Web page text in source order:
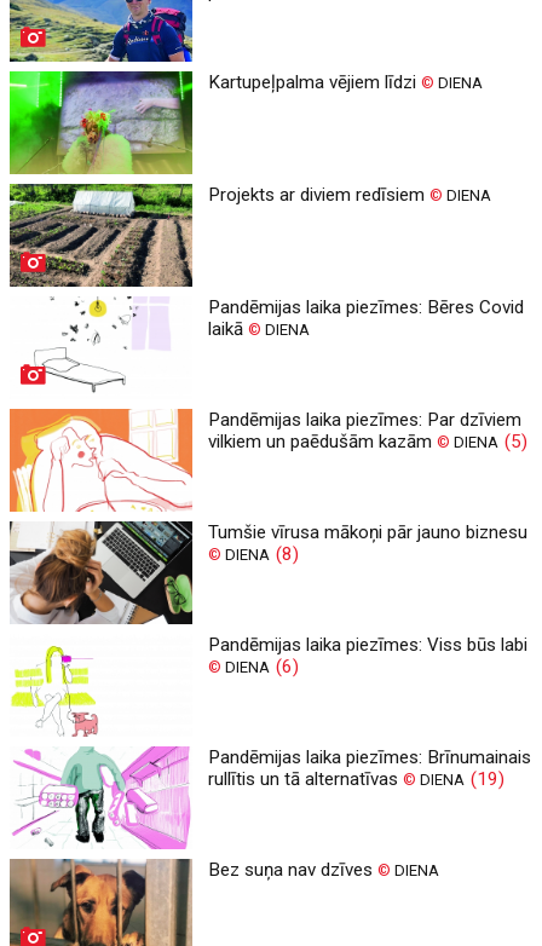
Kartupeļpalma vējiem līdzi© DIENA
Projekts ar diviem redīsiem© DIENA
Pandēmijas laika piezīmes: Bēres Covid
laikā© DIENA
Pandēmijas laika piezīmes: Par dzīviem
vilkiem un paēdušām kazām© DIENA (5)
Tumšie vīrusa mākoņi pār jauno biznesu
© DIENA (8)
Pandēmijas laika piezīmes: Viss būs labi
© DIENA (6)
Pandēmijas laika piezīmes: Brīnumainais
rullītis un tā alternatīvas© DIENA (19)
Bez suņa nav dzīves© DIENA